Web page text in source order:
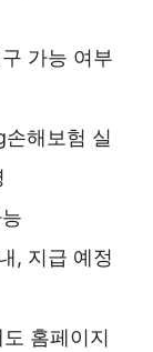
가능 여부
해보험 실
, 지급 예정
홈페이지